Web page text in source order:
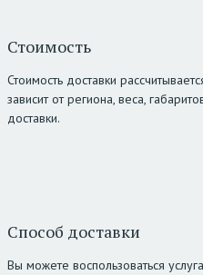
Стоимость
Стоимость доставки
зависит от региона, веса,
доставки.
Способ доставки
Вы можете воспользоваться